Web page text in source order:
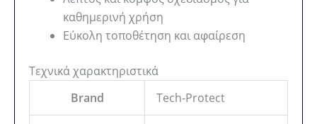
καθημερινή χρήση
Εύκολη τοποθέτηση και αφαίρεση
Τεχνικά χαρακτηριστικά
Brand
Tech-Protect